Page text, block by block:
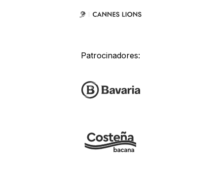
Patrocinadores: